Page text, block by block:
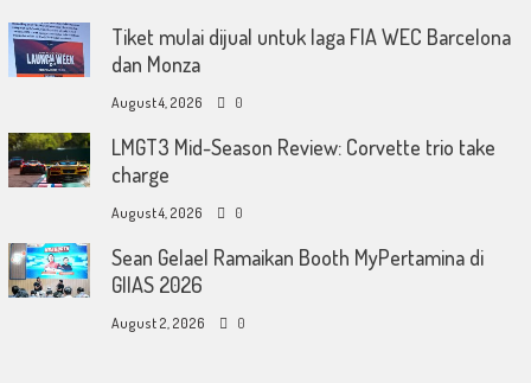
Tiket mulai dijual untuk laga FIA WEC Barcelona
dan Monza
August 4, 2026 0
LMGT3 Mid-Season Review: Corvette trio take
charge
August 4, 2026 0
Sean Gelael Ramaikan Booth MyPertamina di
GIIAS 2026
August 2, 2026 0